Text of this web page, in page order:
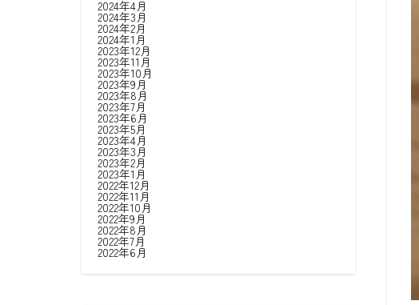
2024年4月
2024年3月
2024年2月
2024年1月
2023年12月
2023年11月
2023年10月
2023年9月
2023年8月
2023年7月
2023年6月
2023年5月
2023年4月
2023年3月
2023年2月
2023年1月
2022年12月
2022年11月
2022年10月
2022年9月
2022年8月
2022年7月
2022年6月